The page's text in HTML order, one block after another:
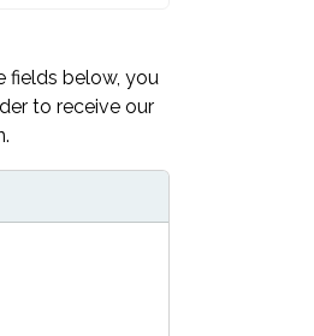
fields below, you
to receive our